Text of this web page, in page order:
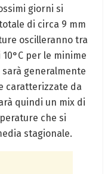
giorni si
di circa 9 mm
oscilleranno tra
10°C per le minime
sarà generalmente
caratterizzate da
quindi un mix di
che si
stagionale.